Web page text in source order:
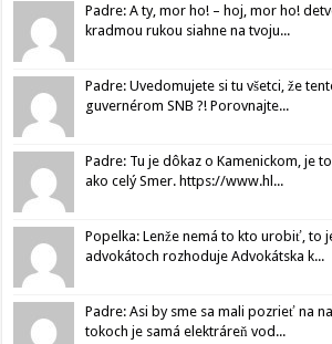
Padre: A ty, mor ho! – hoj, mor ho!
kradmou rukou siahne na tvoju...
Padre: Uvedomujete si tu všetci, že
guvernérom SNB ?! Porovnajte...
Padre: Tu je dôkaz o Kamenickom, je
ako celý Smer. https://www.hl...
Popelka: Lenže nemá to kto urobiť, to
advokátoch rozhoduje Advokátska k...
Padre: Asi by sme sa mali pozrieť na
tokoch je samá elektráreň vod...